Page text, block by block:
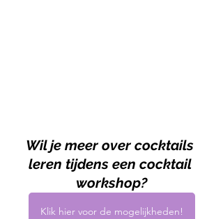
Wil je meer over cocktails
leren tijdens een cocktail
workshop?
Klik hier voor de mogelijkheden!